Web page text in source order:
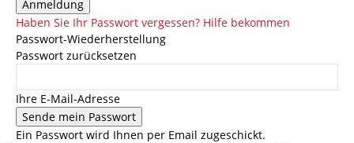
Haben Sie Ihr Passwort vergessen? Hilfe bekommen
Passwort-Wiederherstellung
Passwort zurücksetzen
Ihre E-Mail-Adresse
Ein Passwort wird Ihnen per Email zugeschickt.